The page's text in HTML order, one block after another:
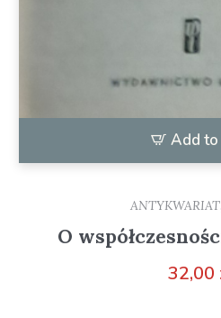
Add to
ANTYKWARIAT
O
32,00